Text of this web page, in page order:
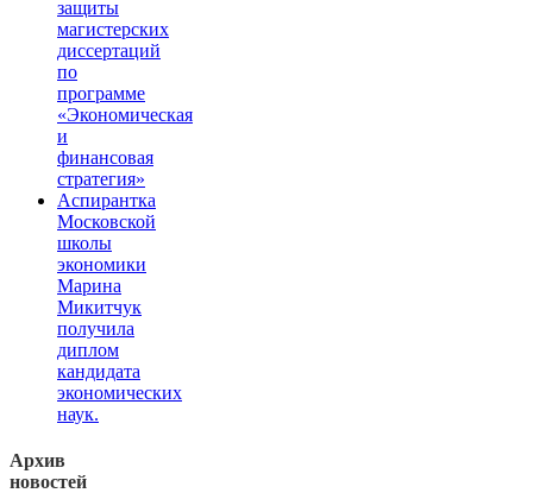
защиты
магистерских
диссертаций
по
программе
«Экономическая
и
финансовая
стратегия»
Аспирантка
Московской
школы
экономики
Марина
Микитчук
получила
диплом
кандидата
экономических
наук.
Архив
новостей